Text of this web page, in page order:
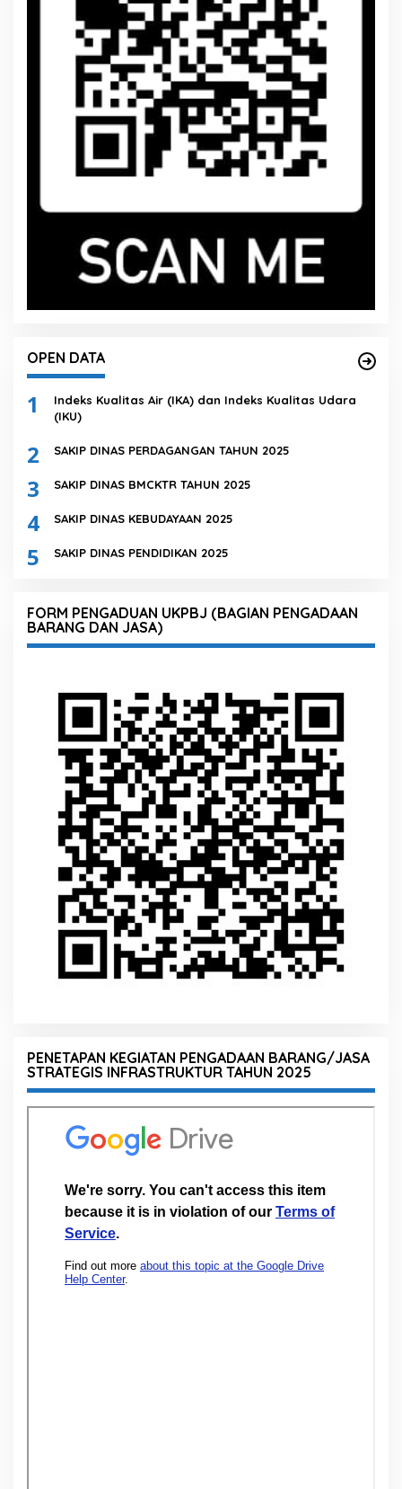
OPEN DATA
1
Indeks Kualitas Air (IKA) dan Indeks Kualitas Udara
(IKU)
2 SAKIP DINAS PERDAGANGAN TAHUN 2025
3 SAKIP DINAS BMCKTR TAHUN 2025
4 SAKIP DINAS KEBUDAYAAN 2025
5 SAKIP DINAS PENDIDIKAN 2025
FORM PENGADUAN UKPBJ (BAGIAN PENGADAAN
BARANG DAN JASA)
PENETAPAN KEGIATAN PENGADAAN BARANG/JASA
STRATEGIS INFRASTRUKTUR TAHUN 2025